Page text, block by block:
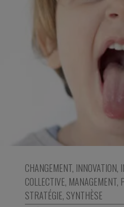
CHANGEMENT, INNOVATION,
COLLECTIVE, MANAGEMENT,
STRATÉGIE, SYNTHÈSE